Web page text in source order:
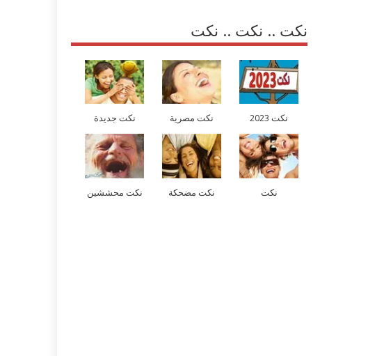
نكت .. نكت .. نكت
نكت 2023 نكت مصرية نكت جديدة
نكت نكت مضحكة نكت محششين